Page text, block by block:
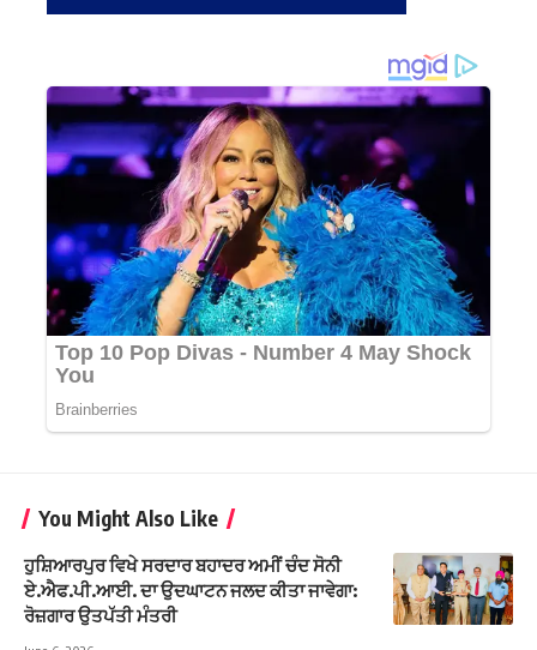
You Might Also Like
ਹੁਸ਼ਿਆਰਪੁਰ ਵਿਖੇ ਸਰਦਾਰ ਬਹਾਦਰ ਅਮੀਂ ਚੰਦ ਸੋਨੀ
ਏ.ਐਫ.ਪੀ.ਆਈ. ਦਾ ਉਦਘਾਟਨ ਜਲਦ ਕੀਤਾ ਜਾਵੇਗਾ:
ਰੋਜ਼ਗਾਰ ਉਤਪੱਤੀ ਮੰਤਰੀ